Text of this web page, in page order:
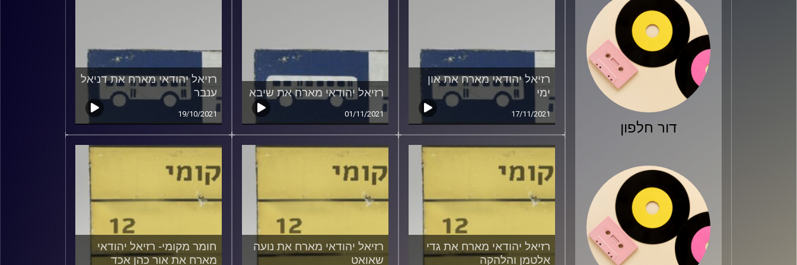
דור חלפון
רזיאל יהודאי מארח את און
ימי
17/11/2021
רזיאל יהודאי מארח את שיבא
01/11/2021
רזיאל יהודאי מארח את דניאל
ענבר
19/10/2021
רזיאל יהודאי מארח את גדי
אלטמן והלהקה
רזיאל יהודאי מארח את נועה
שאואט
חומר מקומי- רזיאל יהודאי
מארח את אור כהן אכד